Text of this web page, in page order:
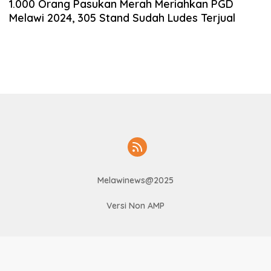
1.000 Orang Pasukan Merah Meriahkan PGD
Melawi 2024, 305 Stand Sudah Ludes Terjual
Melawinews@2025
Versi Non AMP